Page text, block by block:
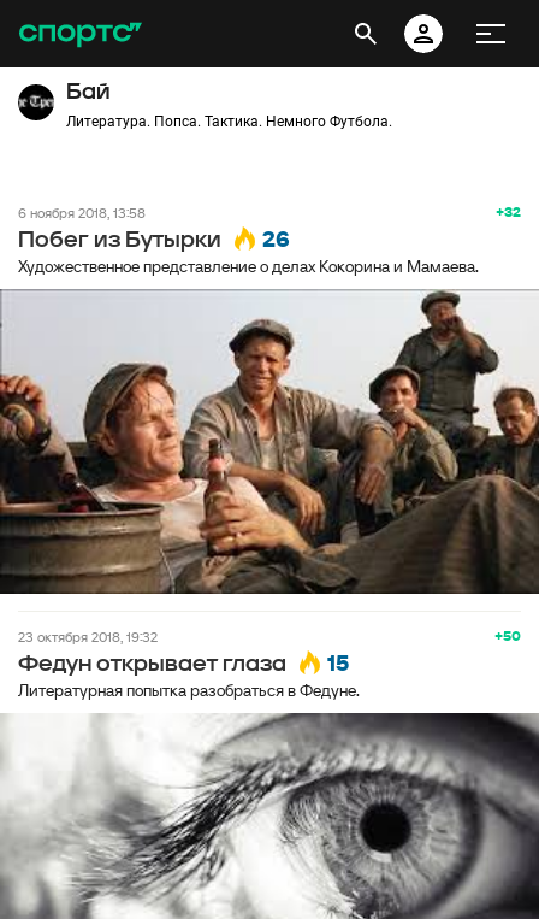
Бай
Литература. Попса. Тактика. Немного Футбола.
+32
6 ноября 2018, 13:58
Побег из Бутырки 26
Художественное представление о делах Кокорина и Мамаева.
+50
23 октября 2018, 19:32
Федун открывает глаза 15
Литературная попытка разобраться в Федуне.